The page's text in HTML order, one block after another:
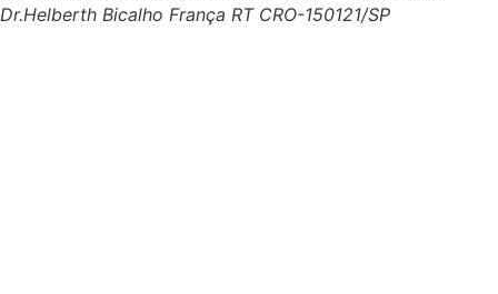
Dr.Helberth Bicalho França RT CRO-150121/SP